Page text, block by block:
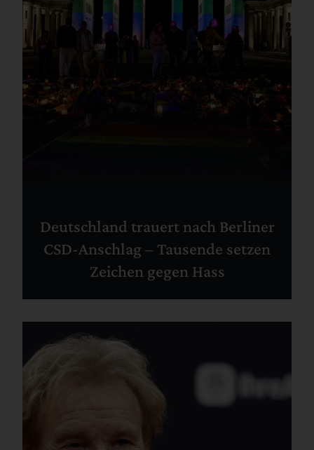
Deutschland trauert nach Berliner
CSD-Anschlag – Tausende setzen
Zeichen gegen Hass